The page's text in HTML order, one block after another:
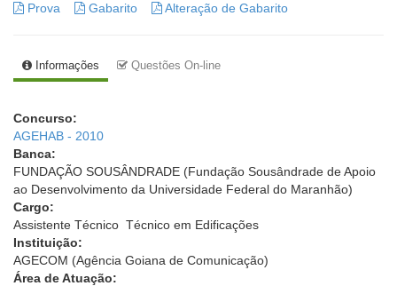
Prova Gabarito Alteração de Gabarito
Informações Questões On-line
Concurso:
AGEHAB - 2010
Banca:
FUNDAÇÃO SOUSÂNDRADE (Fundação Sousândrade de Apoio
ao Desenvolvimento da Universidade Federal do Maranhão)
Cargo:
Assistente Técnico  Técnico em Edificações
Instituição:
AGECOM (Agência Goiana de Comunicação)
Área de Atuação: